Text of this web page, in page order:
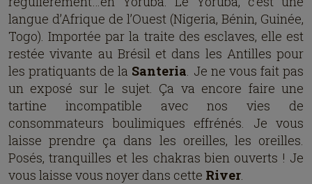
langue d’Afrique de l’Ouest (Nigeria, Bénin, Guinée,
Togo). Importée par la traite des esclaves, elle est
restée vivante au Brésil et dans les Antilles pour
les pratiquants de la Santeria. Je ne vous fait pas
un exposé sur le sujet. Ça va encore faire une
tartine incompatible avec nos vies de
consommateurs boulimiques effrénés. Je vous
laisse prendre ça dans les oreilles, les oreilles.
Posés, tranquilles et les chakras bien ouverts ! Je
vous laisse vous noyer dans cette River.